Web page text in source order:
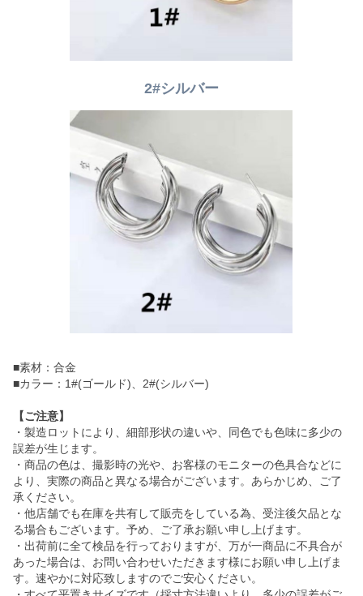
2#シルバー
■素材：合金
■カラー：1#(ゴールド)、2#(シルバー)
【ご注意】
・製造ロットにより、細部形状の違いや、同色でも色味に多少の
誤差が生じます。
・商品の色は、撮影時の光や、お客様のモニターの色具合などに
より、実際の商品と異なる場合がございます。あらかじめ、ご了
承ください。
・他店舗でも在庫を共有して販売をしている為、受注後欠品とな
る場合もございます。予め、ご了承お願い申し上げます。
・出荷前に全て検品を行っておりますが、万が一商品に不具合が
あった場合は、お問い合わせいただきます様にお願い申し上げま
す。速やかに対応致しますのでご安心ください。